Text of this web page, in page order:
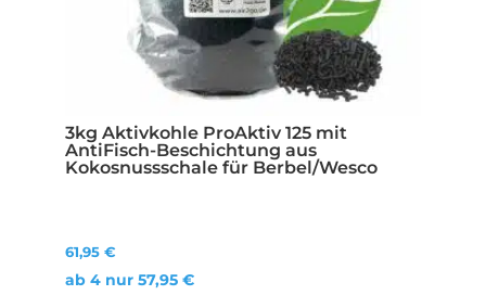
3kg Aktivkohle ProAktiv 125 mit
AntiFisch-Beschichtung aus
Kokosnussschale für Berbel/Wesco
61,95 €
ab 4 nur 57,95 €